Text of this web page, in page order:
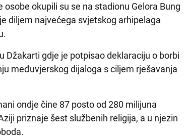
okupili su se na stadionu Gelora Bung
diljem najvećega svjetskog arhipelaga
Džakarti gdje je potpisao deklaraciju o borbi
međuvjerskog dijaloga s ciljem rješavanja
ondje čine 87 posto od 280 milijuna
priznaje šest službenih religija, a u njezin